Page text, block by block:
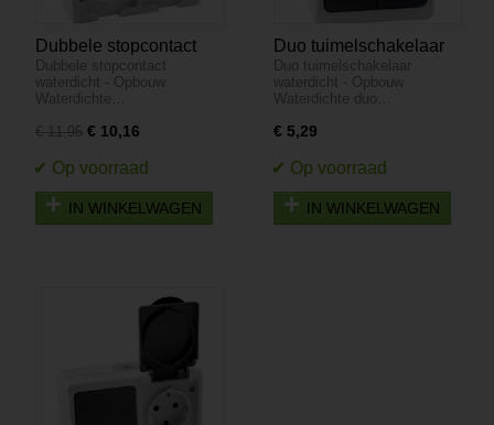
Dubbele stopcontact
waterdicht - Opbouw
Dubbele stopcontact
waterdicht - Opbouw
Waterdichte…
€ 11,95 € 10,16
IN WINKELWAGEN
Duo tuimelschakelaar
waterdicht - Opbouw
Duo tuimelschakelaar
waterdicht - Opbouw
Waterdichte duo…
€ 5,29
IN WINKELWAGEN